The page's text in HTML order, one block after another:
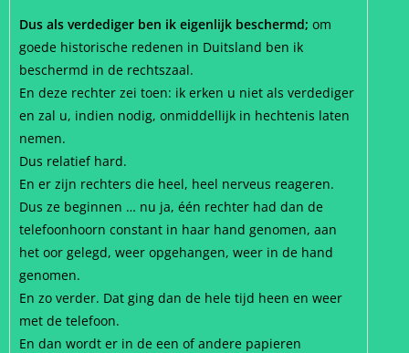
Dus als verdediger ben ik eigenlijk beschermd; om
goede historische redenen in Duitsland ben ik
beschermd in de rechtszaal.
En deze rechter zei toen: ik erken u niet als verdediger
en zal u, indien nodig, onmiddellijk in hechtenis laten
nemen.
Dus relatief hard.
En er zijn rechters die heel, heel nerveus reageren.
Dus ze beginnen … nu ja, één rechter had dan de
telefoonhoorn constant in haar hand genomen, aan
het oor gelegd, weer opgehangen, weer in de hand
genomen.
En zo verder. Dat ging dan de hele tijd heen en weer
met de telefoon.
En dan wordt er in de een of andere papieren